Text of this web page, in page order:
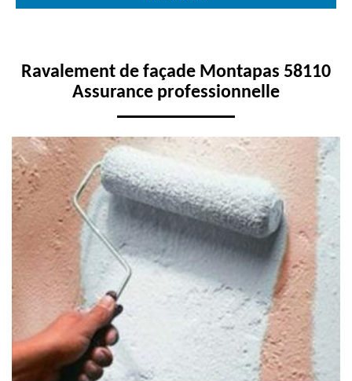
Ravalement de façade Montapas 58110
Assurance professionnelle